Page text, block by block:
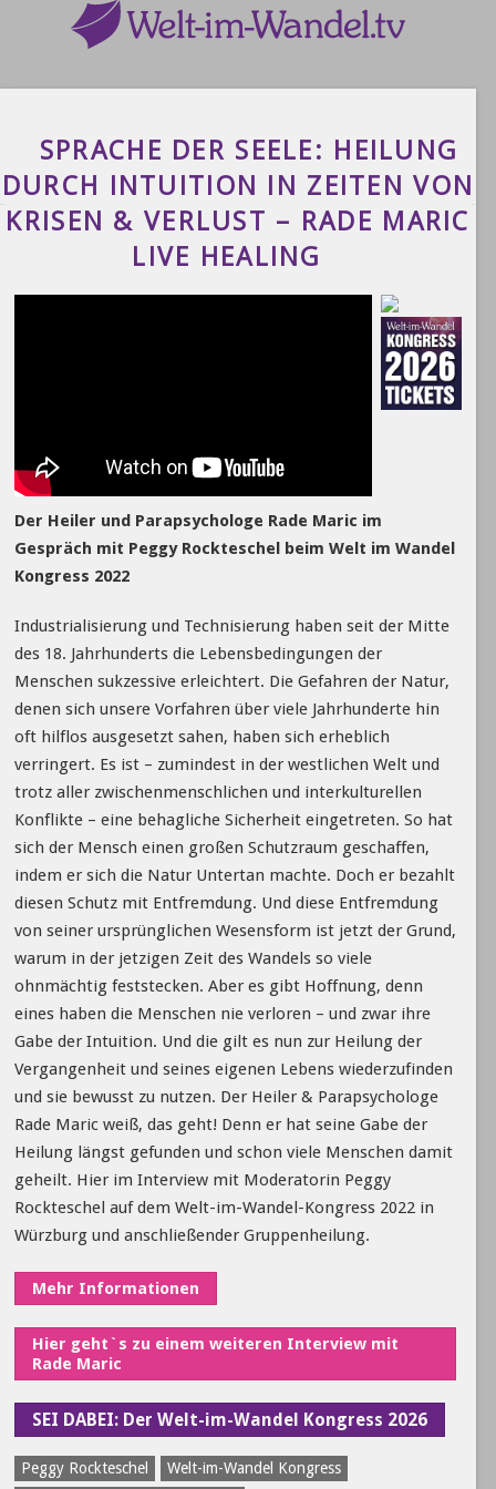
SPRACHE DER SEELE: HEILUNG
DURCH INTUITION IN ZEITEN VON
KRISEN & VERLUST – RADE MARIC
LIVE HEALING
Der Heiler und Parapsychologe Rade Maric im
Gespräch mit Peggy Rockteschel beim Welt im Wandel
Kongress 2022
Industrialisierung und Technisierung haben seit der Mitte
des 18. Jahrhunderts die Lebensbedingungen der
Menschen sukzessive erleichtert. Die Gefahren der Natur,
denen sich unsere Vorfahren über viele Jahrhunderte hin
oft hilflos ausgesetzt sahen, haben sich erheblich
verringert. Es ist – zumindest in der westlichen Welt und
trotz aller zwischenmenschlichen und interkulturellen
Konflikte – eine behagliche Sicherheit eingetreten. So hat
sich der Mensch einen großen Schutzraum geschaffen,
indem er sich die Natur Untertan machte. Doch er bezahlt
diesen Schutz mit Entfremdung. Und diese Entfremdung
von seiner ursprünglichen Wesensform ist jetzt der Grund,
warum in der jetzigen Zeit des Wandels so viele
ohnmächtig feststecken. Aber es gibt Hoffnung, denn
eines haben die Menschen nie verloren – und zwar ihre
Gabe der Intuition. Und die gilt es nun zur Heilung der
Vergangenheit und seines eigenen Lebens wiederzufinden
und sie bewusst zu nutzen. Der Heiler & Parapsychologe
Rade Maric weiß, das geht! Denn er hat seine Gabe der
Heilung längst gefunden und schon viele Menschen damit
geheilt. Hier im Interview mit Moderatorin Peggy
Rockteschel auf dem Welt-im-Wandel-Kongress 2022 in
Würzburg und anschließender Gruppenheilung.
Mehr Informationen
Hier geht`s zu einem weiteren Interview mit
Rade Maric
SEI DABEI: Der Welt-im-Wandel Kongress 2026
Peggy Rockteschel
Welt-im-Wandel Kongress